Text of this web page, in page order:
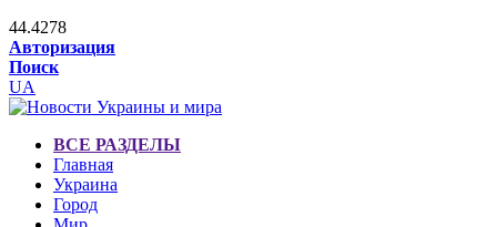
44.4278
Авторизация
Поиск
UA
ВСЕ РАЗДЕЛЫ
Главная
Украина
Город